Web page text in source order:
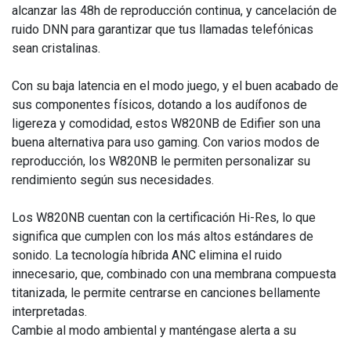
alcanzar las 48h de reproducción continua, y cancelación de
ruido DNN para garantizar que tus llamadas telefónicas
sean cristalinas.
Con su baja latencia en el modo juego, y el buen acabado de
sus componentes físicos, dotando a los audífonos de
ligereza y comodidad, estos W820NB de Edifier son una
buena alternativa para uso gaming. Con varios modos de
reproducción, los W820NB le permiten personalizar su
rendimiento según sus necesidades.
Los W820NB cuentan con la certificación Hi-Res, lo que
significa que cumplen con los más altos estándares de
sonido. La tecnología híbrida ANC elimina el ruido
innecesario, que, combinado con una membrana compuesta
titanizada, le permite centrarse en canciones bellamente
interpretadas.
Cambie al modo ambiental y manténgase alerta a su